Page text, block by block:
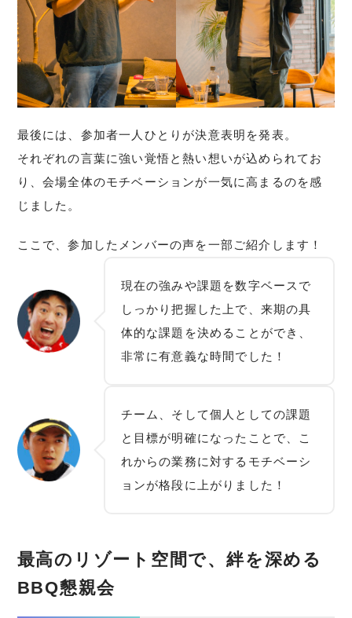
最後には、参加者一人ひとりが決意表明を発表。
それぞれの言葉に強い覚悟と熱い想いが込められてお
り、会場全体のモチベーションが一気に高まるのを感
じました。
ここで、参加したメンバーの声を一部ご紹介します！
現在の強みや課題を数字ベースで
しっかり把握した上で、来期の具
体的な課題を決めることができ、
非常に有意義な時間でした！
チーム、そして個人としての課題
と目標が明確になったことで、こ
れからの業務に対するモチベーシ
ョンが格段に上がりました！
最高のリゾート空間で、絆を深める
BBQ懇親会